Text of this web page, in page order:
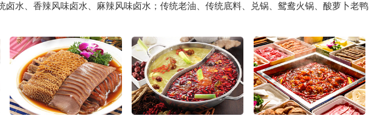
卤水、香辣风味卤水、麻辣风味卤水；传统老油、传统底料、兑锅、鸳鸯火锅、酸萝卜老鸭